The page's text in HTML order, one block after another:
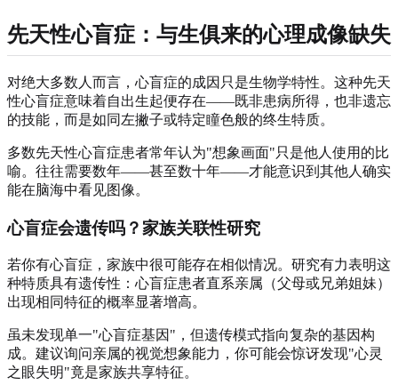
先天性心盲症：与生俱来的心理成像缺失
对绝大多数人而言，心盲症的成因只是生物学特性。这种先天
性心盲症意味着自出生起便存在——既非患病所得，也非遗忘
的技能，而是如同左撇子或特定瞳色般的终生特质。
多数先天性心盲症患者常年认为"想象画面"只是他人使用的比
喻。往往需要数年——甚至数十年——才能意识到其他人确实
能在脑海中看见图像。
心盲症会遗传吗？家族关联性研究
若你有心盲症，家族中很可能存在相似情况。研究有力表明这
种特质具有遗传性：心盲症患者直系亲属（父母或兄弟姐妹）
出现相同特征的概率显著增高。
虽未发现单一"心盲症基因"，但遗传模式指向复杂的基因构
成。建议询问亲属的视觉想象能力，你可能会惊讶发现"心灵
之眼失明"竟是家族共享特征。